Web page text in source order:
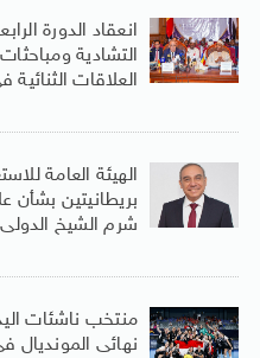
انعقاد الدورة
التشادية
العلاقات
الهيئة العامة
بريطانيتين بشأن
شرم الشيخ الدولى
منتخب ناشئات
نهائى المونديال